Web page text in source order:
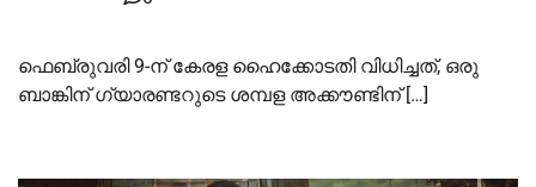
ഫെബ്രുവരി 9-ന് കേരള ഹൈക്കോടതി വിധിച്ചത്, ഒരു
ബാങ്കിന് ഗ്യാരണ്ടറുടെ ശമ്പള അക്കൗണ്ടിന് […]